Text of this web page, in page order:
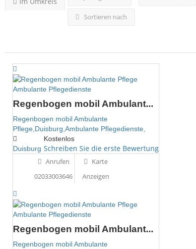
Sortieren nach
Ambulante Pflegedienste
Regenbogen mobil Ambulant...
Regenbogen mobil Ambulante
Pflege,Duisburg,Ambulante Pflegedienste,
Kostenlos
Schreiben Sie die erste Bewertung
Duisburg
Anrufen
02033003646
Karte
Anzeigen
Ambulante Pflegedienste
Regenbogen mobil Ambulant...
Regenbogen mobil Ambulante